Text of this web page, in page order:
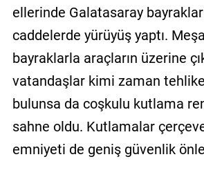
ellerinde Galatasaray
caddelerde yürüyüş yaptı.
bayraklarla araçların üzerine
vatandaşlar kimi zaman
bulunsa da coşkulu kutlama
sahne oldu. Kutlamalar
emniyeti de geniş güvenlik